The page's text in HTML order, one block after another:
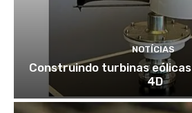
NOTÍCIAS
Construindo turbinas
4D